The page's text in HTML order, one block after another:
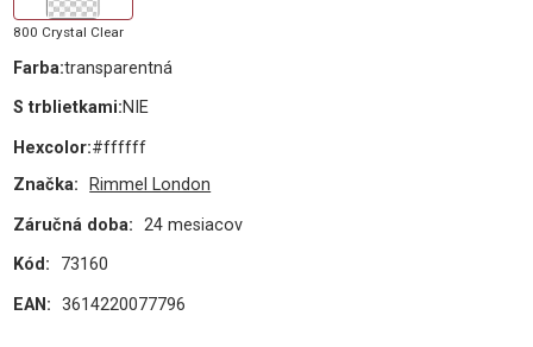
800 Crystal Clear
Farba:transparentná
S trblietkami:NIE
Hexcolor:#ffffff
Značka:
Rimmel London
Záručná doba: 24 mesiacov
Kód:
73160
EAN: 3614220077796